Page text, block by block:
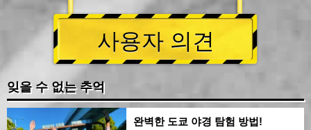
사용자 의견
잊을 수 없는 추억
완벽한 도쿄 야경 탐험 방법!